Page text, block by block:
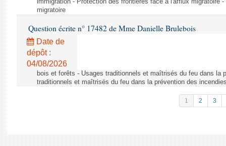
immigration - Protection des frontières face à l'afflux migratoire
migratoire
Question écrite n° 17482 de Mme Danielle Brulebois
Date de
dépôt :
04/08/2026
bois et forêts - Usages traditionnels et maîtrisés du feu dans la
traditionnels et maîtrisés du feu dans la prévention des
1 2 3